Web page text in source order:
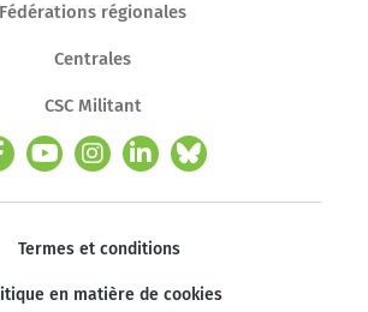
Fédérations régionales
Centrales
CSC Militant
Termes et conditions
en matière de cookies